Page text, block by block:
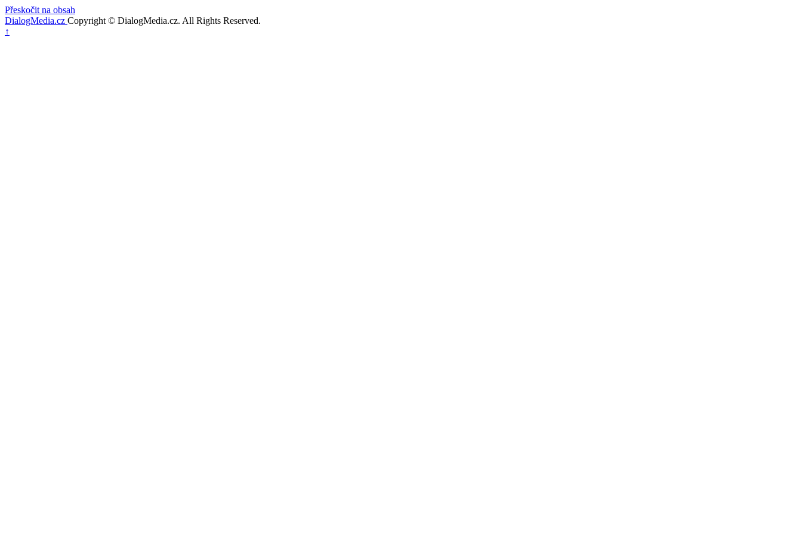
Přeskočit na obsah
DialogMedia.cz Copyright © DialogMedia.cz. All Rights Reserved.
Nahoru
↑